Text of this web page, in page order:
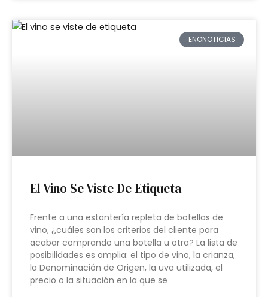
ENONOTICIAS
El Vino Se Viste De Etiqueta
Frente a una estantería repleta de botellas de
vino, ¿cuáles son los criterios del cliente para
acabar comprando una botella u otra? La lista de
posibilidades es amplia: el tipo de vino, la crianza,
la Denominación de Origen, la uva utilizada, el
precio o la situación en la que se